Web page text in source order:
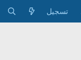
تسجيل